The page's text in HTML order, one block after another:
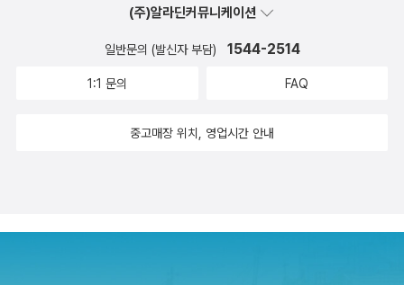
그러하며 나치의 히틀러가 그러하다. 이 둘은 민중의 지지에 의해 독
유를 감당하지 못한 인민은 그 자유를 남용하게 되며 개인만 존재할
뿐 공동체를 스스로 붕괴시킨다. 그 결과 강력한 지도자를 원하는 모
는 엄밀히 말하면 그 아버지의 대리인 격이지만. 다행이라면 아버지
시민 중 하나로 전체 시민의 뜻에 따라 최고 지도자로서 권력을 행사
제발 정신 똑바로 차리시구요, 이 험한 세상에. 170907-170916
총 43권 문학 12권 1. 힘 빼기의 기술: 다 읽었다고 해서 바로
놈의 세상에서, 힘 빼고 살자는 말 자체가 조금이나마 힘이 된다. 2.
석주가 너무 좋아서 항상 좋게 읽느라 잘 인식을 못하고 있었는데, 아
(주)알라딘커뮤니케이션
일반문의 (발신자 부담) 1544-2514
1:1 문의 FAQ
중고매장 위치, 영업시간 안내